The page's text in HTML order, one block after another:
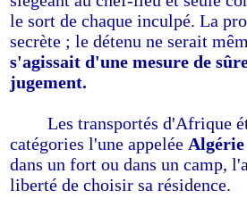
le sort de chaque inculpé. La
secrète ; le détenu ne serait
s'agissait d'une mesure de
jugement.
Les transportés d'Afrique
catégories l'une appelée Algérie
dans un fort ou dans un camp,
liberté de choisir sa résidence.